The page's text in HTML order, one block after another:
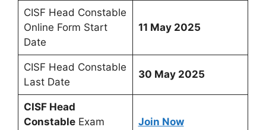
CISF Head Constable
Online Form Start
Date
11 May 2025
CISF Head Constable
Last Date
30 May 2025
CISF Head
ConstableExam
Join Now